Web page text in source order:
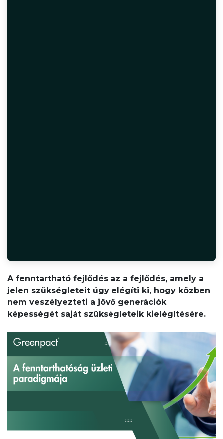
A fenntartható fejlődés az a fejlődés, amely a
jelen szükségleteit úgy elégíti ki, hogy közben
nem veszélyezteti a jövő generációk
képességét saját szükségleteik kielégítésére.